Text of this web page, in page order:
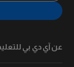
عن آي دي بي